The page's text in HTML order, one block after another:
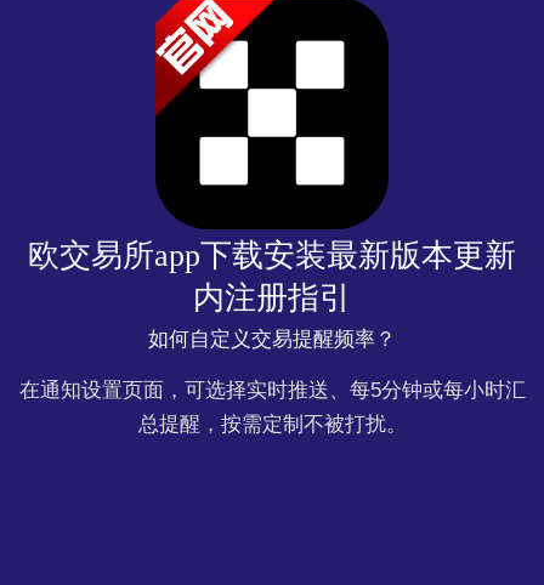
欧交易所app下载安装最新版本更新
内注册指引
如何自定义交易提醒频率？
在通知设置页面，可选择实时推送、每5分钟或每小时汇
总提醒，按需定制不被打扰。